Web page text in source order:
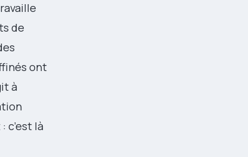
de
ont
à
c’est là